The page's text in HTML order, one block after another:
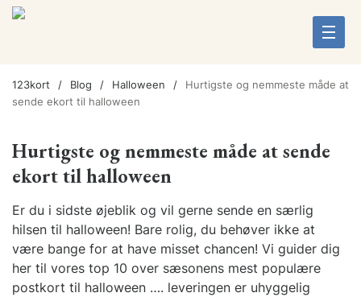
123kort Blog Halloween
Hurtigste og nemmeste måde at
sende ekort til halloween
Hurtigste og nemmeste måde at sende
ekort til halloween
Er du i sidste øjeblik og vil gerne sende en særlig
hilsen til halloween! Bare rolig, du behøver ikke at
være bange for at have misset chancen! Vi guider dig
her til vores top 10 over sæsonens mest populære
postkort til halloween …. leveringen er uhyggelig